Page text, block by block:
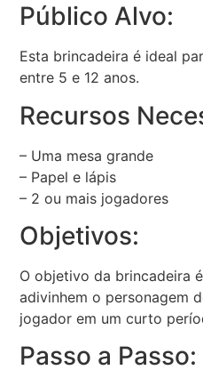
Público Alvo:
Esta brincadeira é ideal
entre 5 e 12 anos.
Recursos
– Uma mesa grande
– Papel e lápis
– 2 ou mais jogadores
Objetivos:
O objetivo da brincadeira
adivinhem o personagem
jogador em um curto
Passo a Passo: